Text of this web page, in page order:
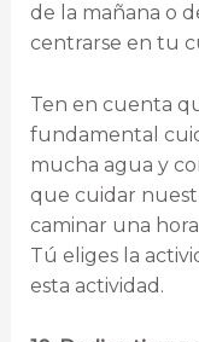
de la mañana o
centrarse en tu
Ten en cuenta
fundamental
mucha agua y
que cuidar
caminar una
Tú eliges la
esta actividad.